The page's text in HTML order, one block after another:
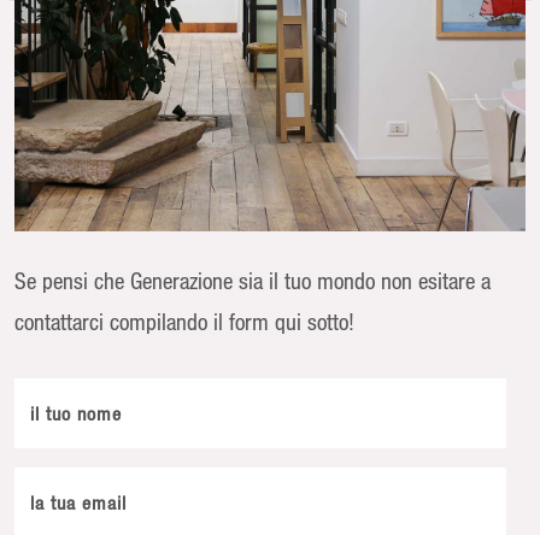
Se pensi che Generazione sia il tuo mondo non esitare a
contattarci compilando il form qui sotto!
il tuo nome
la tua email